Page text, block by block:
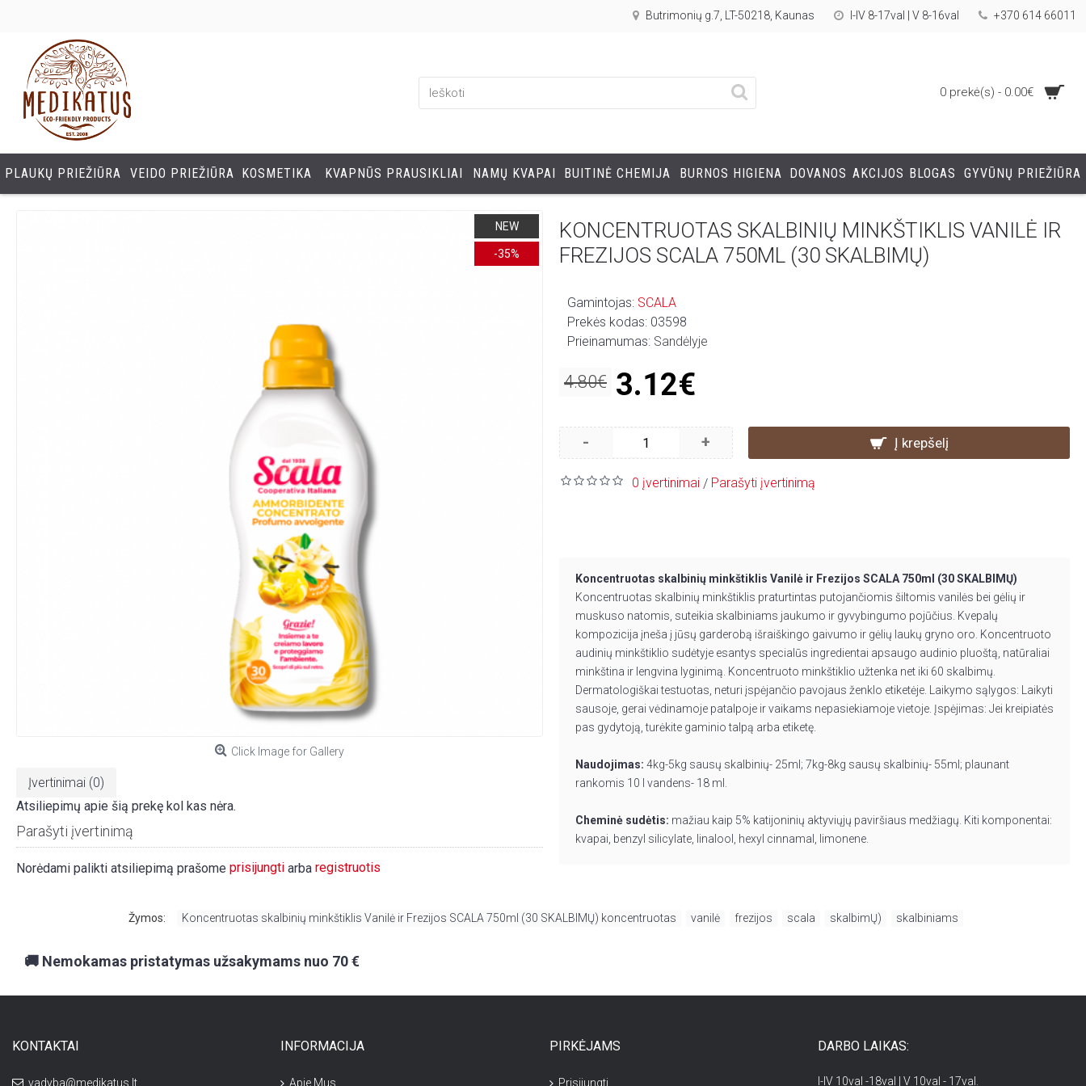
Butrimonių g.7, LT-50218, Kaunas I-IV 8-17val | V 8-16val +370 614 66011
0 prekė(s) - 0.00€
PLAUKŲ PRIEŽIŪRA VEIDO PRIEŽIŪRA KOSMETIKA KVAPNŪS PRAUSIKLIAI NAMŲ KVAPAI BUITINĖ CHEMIJA BURNOS HIGIENA DOVANOS AKCIJOS BLOGAS GYVŪNŲ PRIEŽIŪRA
NEW
-35%
Click Image for Gallery
Įvertinimai (0)
Atsiliepimų apie šią prekę kol kas nėra.
Parašyti įvertinimą
Norėdami palikti atsiliepimą prašome prisijungti arba registruotis
KONCENTRUOTAS SKALBINIŲ MINKŠTIKLIS VANILĖ IR
FREZIJOS SCALA 750ML (30 SKALBIMŲ)
Gamintojas: SCALA
Prekės kodas: 03598
Prieinamumas: Sandėlyje
4.80€ 3.12€
- + Į krepšelį
0 įvertinimai / Parašyti įvertinimą
Koncentruotas skalbinių minkštiklis Vanilė ir Frezijos SCALA 750ml (30 SKALBIMŲ)
Koncentruotas skalbinių minkštiklis praturtintas putojančiomis šiltomis vanilės bei gėlių ir
muskuso natomis, suteikia skalbiniams jaukumo ir gyvybingumo pojūčius. Kvepalų
kompozicija įneša į jūsų garderobą išraiškingo gaivumo ir gėlių laukų gryno oro. Koncentruoto
audinių minkštiklio sudėtyje esantys specialūs ingredientai apsaugo audinio pluoštą, natūraliai
minkština ir lengvina lyginimą. Koncentruoto minkštiklio užtenka net iki 60 skalbimų.
Dermatologiškai testuotas, neturi įspėjančio pavojaus ženklo etiketėje. Laikymo sąlygos: Laikyti
sausoje, gerai vėdinamoje patalpoje ir vaikams nepasiekiamoje vietoje. Įspėjimas: Jei kreipiatės
pas gydytoją, turėkite gaminio talpą arba etiketę.
Naudojimas: 4kg-5kg sausų skalbinių- 25ml; 7kg-8kg sausų skalbinių- 55ml; plaunant
rankomis 10 l vandens- 18 ml.
Cheminė sudėtis: mažiau kaip 5% katijoninių aktyviųjų paviršiaus medžiagų. Kiti komponentai:
kvapai, benzyl silicylate, linalool, hexyl cinnamal, limonene.
Žymos: Koncentruotas skalbinių minkštiklis Vanilė ir Frezijos SCALA 750ml (30 SKALBIMŲ) koncentruotas vanilė frezijos scala skalbimŲ) skalbiniams
🚚 Nemokamas pristatymas užsakymams nuo 70 €
KONTAKTAI
vadyba@medikatus.lt
INFORMACIJA
Apie Mus
PIRKĖJAMS
Prisijungti
DARBO LAIKAS:
I-IV 10val -18val | V 10val - 17val.